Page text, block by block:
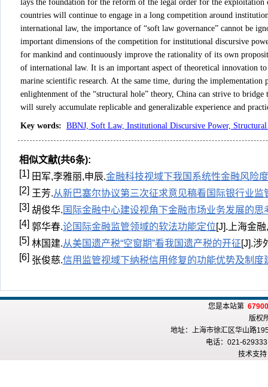
lays the foundation for the reform of the legal order for the exploitation
countries will continue to engage in a long competition around
international law, the importance of “soft law governance” cannot be
important dimensions of the competition for institutional discursive
for mankind and continuously improve the rationality of its own
of international law. It is an important aspect of theoretical innovation
marine scientific research. At the same time, during the
enlightenment of the “structural hole” theory, China can strive to
will surely accumulate replicable and generalizable experience and
Key words: BBNJ, Soft Law, Institutional Discursive Power,
相似文献(共6条):
[1] 田军,李雅丽,申辰.金融科技视域下我国系统性金融风险
[2] 王芳.从新巴塞尔协议第三次征求意见稿看国际银行业监
[3] 胡俊华. 国际金融中心建设视角下金融市场业务发展的思
[4] 郭华春.论国际金融监管领域的软法功能定位[J].上海金
[5] 林国建.从美国遗产税“空窗期”看我国遗产税的开征[J].涉
[6] 张俊慈.信用监管视域下纳税信用修复的功能优势及制度
您是本站第
版权
地址：上海市徐汇区华山路
电话：021-
技术支